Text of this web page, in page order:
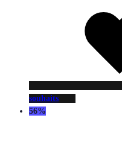
souhaits
56%